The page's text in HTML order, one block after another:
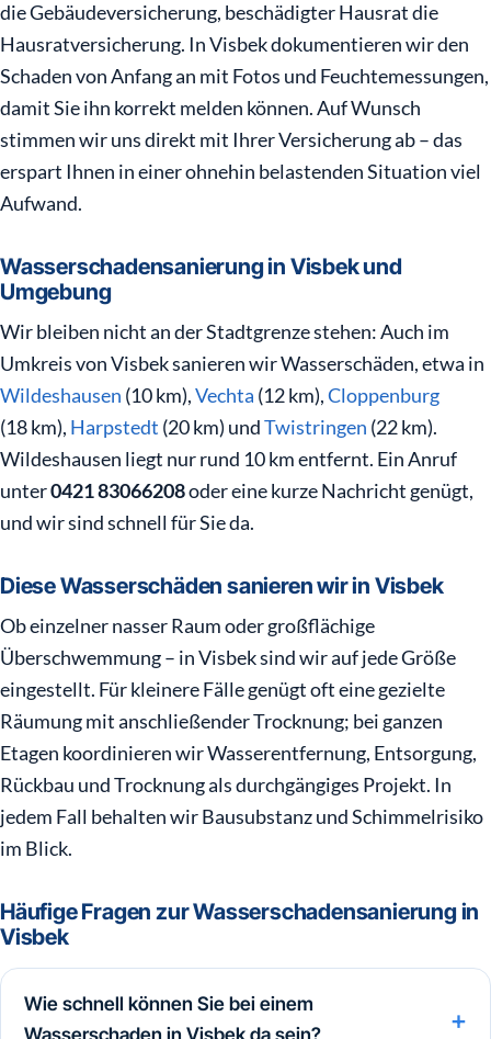
die Gebäudeversicherung, beschädigter Hausrat die
Hausratversicherung. In Visbek dokumentieren wir den
Schaden von Anfang an mit Fotos und Feuchtemessungen,
damit Sie ihn korrekt melden können. Auf Wunsch
stimmen wir uns direkt mit Ihrer Versicherung ab – das
erspart Ihnen in einer ohnehin belastenden Situation viel
Aufwand.
Wasserschadensanierung in Visbek und
Umgebung
Wir bleiben nicht an der Stadtgrenze stehen: Auch im
Umkreis von Visbek sanieren wir Wasserschäden, etwa in
Wildeshausen (10 km),Vechta (12 km),Cloppenburg
(18 km), Harpstedt (20 km) undTwistringen (22 km).
Wildeshausen liegt nur rund 10 km entfernt. Ein Anruf
unter0421 83066208oder eine kurze Nachricht genügt,
und wir sind schnell für Sie da.
Diese Wasserschäden sanieren wir in Visbek
Ob einzelner nasser Raum oder großflächige
Überschwemmung – in Visbek sind wir auf jede Größe
eingestellt. Für kleinere Fälle genügt oft eine gezielte
Räumung mit anschließender Trocknung; bei ganzen
Etagen koordinieren wir Wasserentfernung, Entsorgung,
Rückbau und Trocknung als durchgängiges Projekt. In
jedem Fall behalten wir Bausubstanz und Schimmelrisiko
im Blick.
Häufige Fragen zur Wasserschadensanierung in
Visbek
Wie schnell können Sie bei einem
Wasserschaden in Visbek da sein?